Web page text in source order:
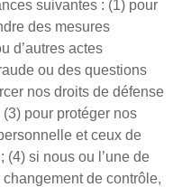
suivantes : (1) pour
des mesures
d’autres actes
ou des questions
nos droits de défense
pour protéger nos
et ceux de
si nous ou l’une de
de contrôle,